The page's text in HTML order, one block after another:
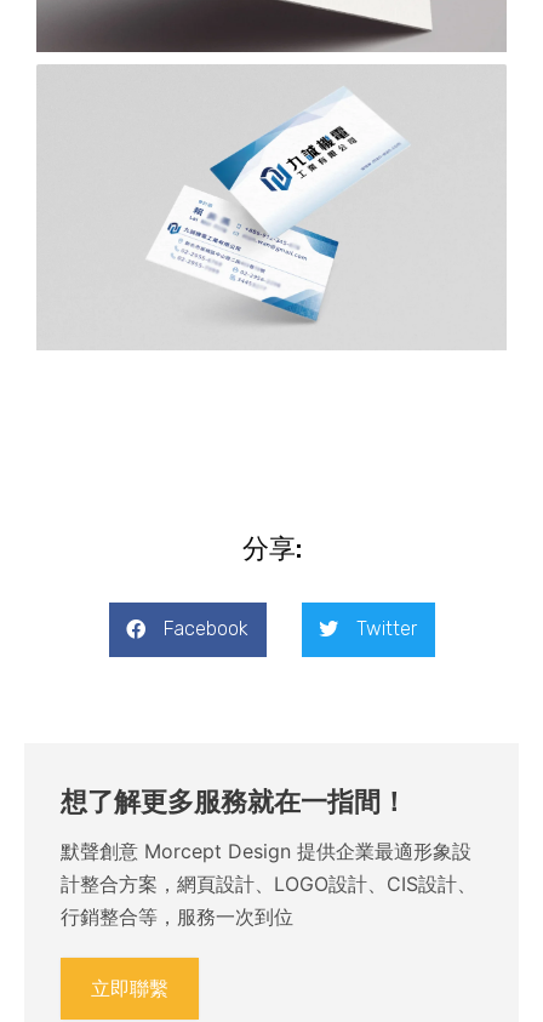
分享:
Facebook Twitter
想了解更多服務就在一指間！
默聲創意 Morcept Design 提供企業最適形象設
計整合方案，網頁設計、LOGO設計、CIS設計、
行銷整合等，服務一次到位
立即聯繫